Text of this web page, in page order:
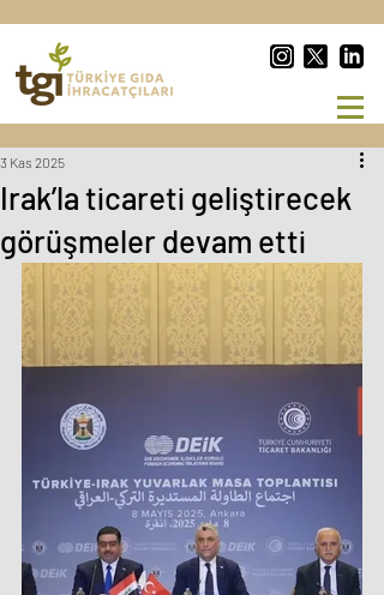
Irak’la ticareti geliştirecek
görüşmeler devam etti
3 Kas 2025